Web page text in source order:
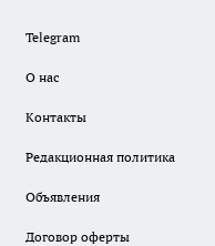
Telegram
О нас
Контакты
Редакционная политика
Объявления
Договор оферты